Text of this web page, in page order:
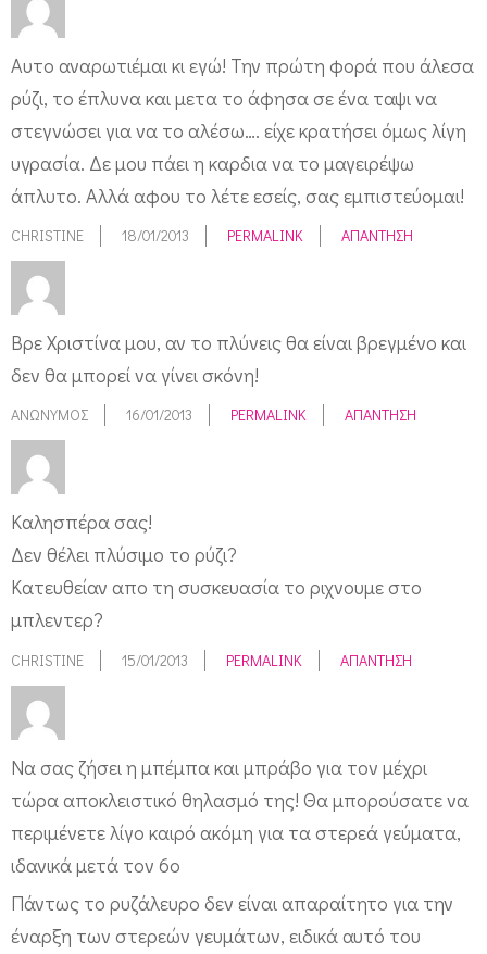
Αυτο αναρωτιέμαι κι εγώ! Την πρώτη φορά που άλεσα
ρύζι, το έπλυνα και μετα το άφησα σε ένα ταψι να
στεγνώσει για να το αλέσω…. είχε κρατήσει όμως λίγη
υγρασία. Δε μου πάει η καρδια να το μαγειρέψω
άπλυτο. Αλλά αφου το λέτε εσείς, σας εμπιστεύομαι!
CHRISTINE 18/01/2013 PERMALINK ΑΠΆΝΤΗΣΗ
Βρε Χριστίνα μου, αν το πλύνεις θα είναι βρεγμένο και
δεν θα μπορεί να γίνει σκόνη!
ΑΝΏΝΥΜΟΣ 16/01/2013 PERMALINK ΑΠΆΝΤΗΣΗ
Καλησπέρα σας!
Δεν θέλει πλύσιμο το ρύζι?
Κατευθείαν απο τη συσκευασία το ριχνουμε στο
μπλεντερ?
CHRISTINE 15/01/2013 PERMALINK ΑΠΆΝΤΗΣΗ
Να σας ζήσει η μπέμπα και μπράβο για τον μέχρι
τώρα αποκλειστικό θηλασμό της! Θα μπορούσατε να
περιμένετε λίγο καιρό ακόμη για τα στερεά γεύματα,
ιδανικά μετά τον 6ο
Πάντως το ρυζάλευρο δεν είναι απαραίτητο για την
έναρξη των στερεών γευμάτων, ειδικά αυτό του